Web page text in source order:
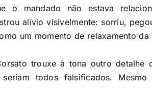
o mandado não estava
alívio visivelmente: sorriu,
um momento de relaxamento
trouxe à tona outro detalhe
todos falsificados.